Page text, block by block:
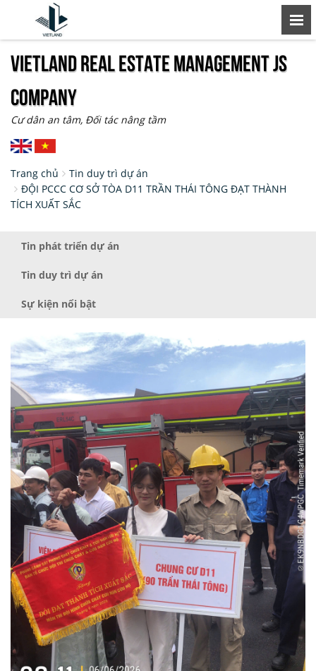
VIETLAND REAL ESTATE MANAGEMENT JS
COMPANY
Cư dân an tâm, Đối tác nâng tầm
Trang chủ
Tin duy trì dự án
ĐỘI PCCC CƠ SỞ TÒA D11 TRẦN THÁI TÔNG ĐẠT THÀNH
TÍCH XUẤT SẮC
Tin phát triển dự án
Tin duy trì dự án
Sự kiện nổi bật